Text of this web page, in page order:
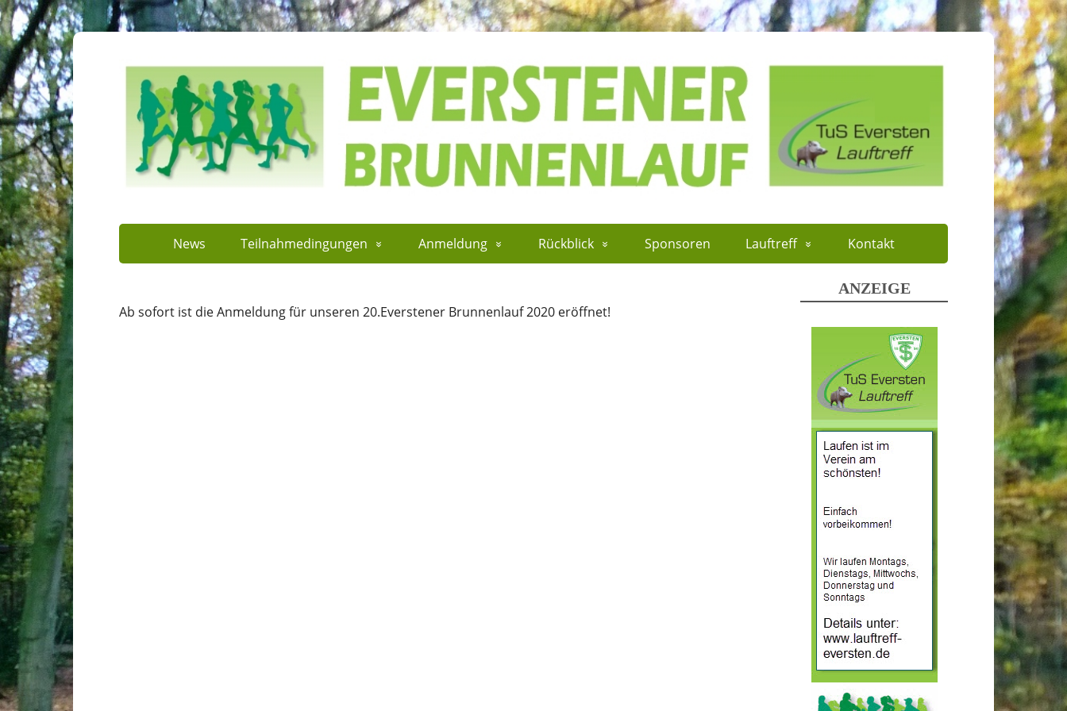
News Teilnahmedingungen Anmeldung Rückblick Sponsoren Lauftreff Kontakt
Ab sofort ist die Anmeldung für unseren 20.Everstener Brunnenlauf 2020 eröffnet!
ANZEIGE